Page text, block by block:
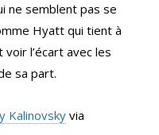
ne semblent pas se
Hyatt qui tient à
l’écart avec les
sa part.
Kalinovsky via